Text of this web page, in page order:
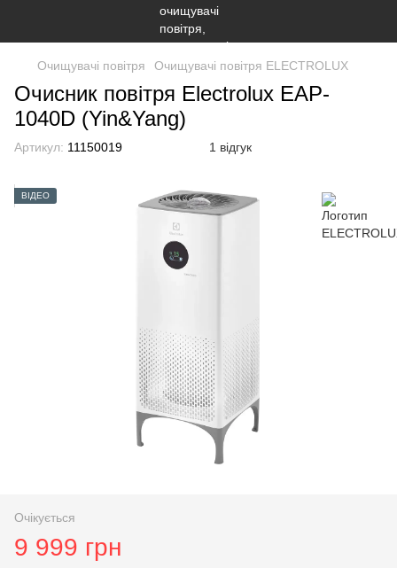
Очищувачі повітря Очищувачі повітря ELECTROLUX
Очисник повітря Electrolux EAP-
1040D (Yin&Yang)
Артикул: 11150019 1 відгук
ВІДЕО
Очікується
9 999 грн